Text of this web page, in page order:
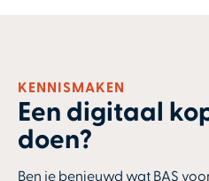
KENNISMAKEN
Een digitaal
doen?
Ben je benieuwd wat BAS